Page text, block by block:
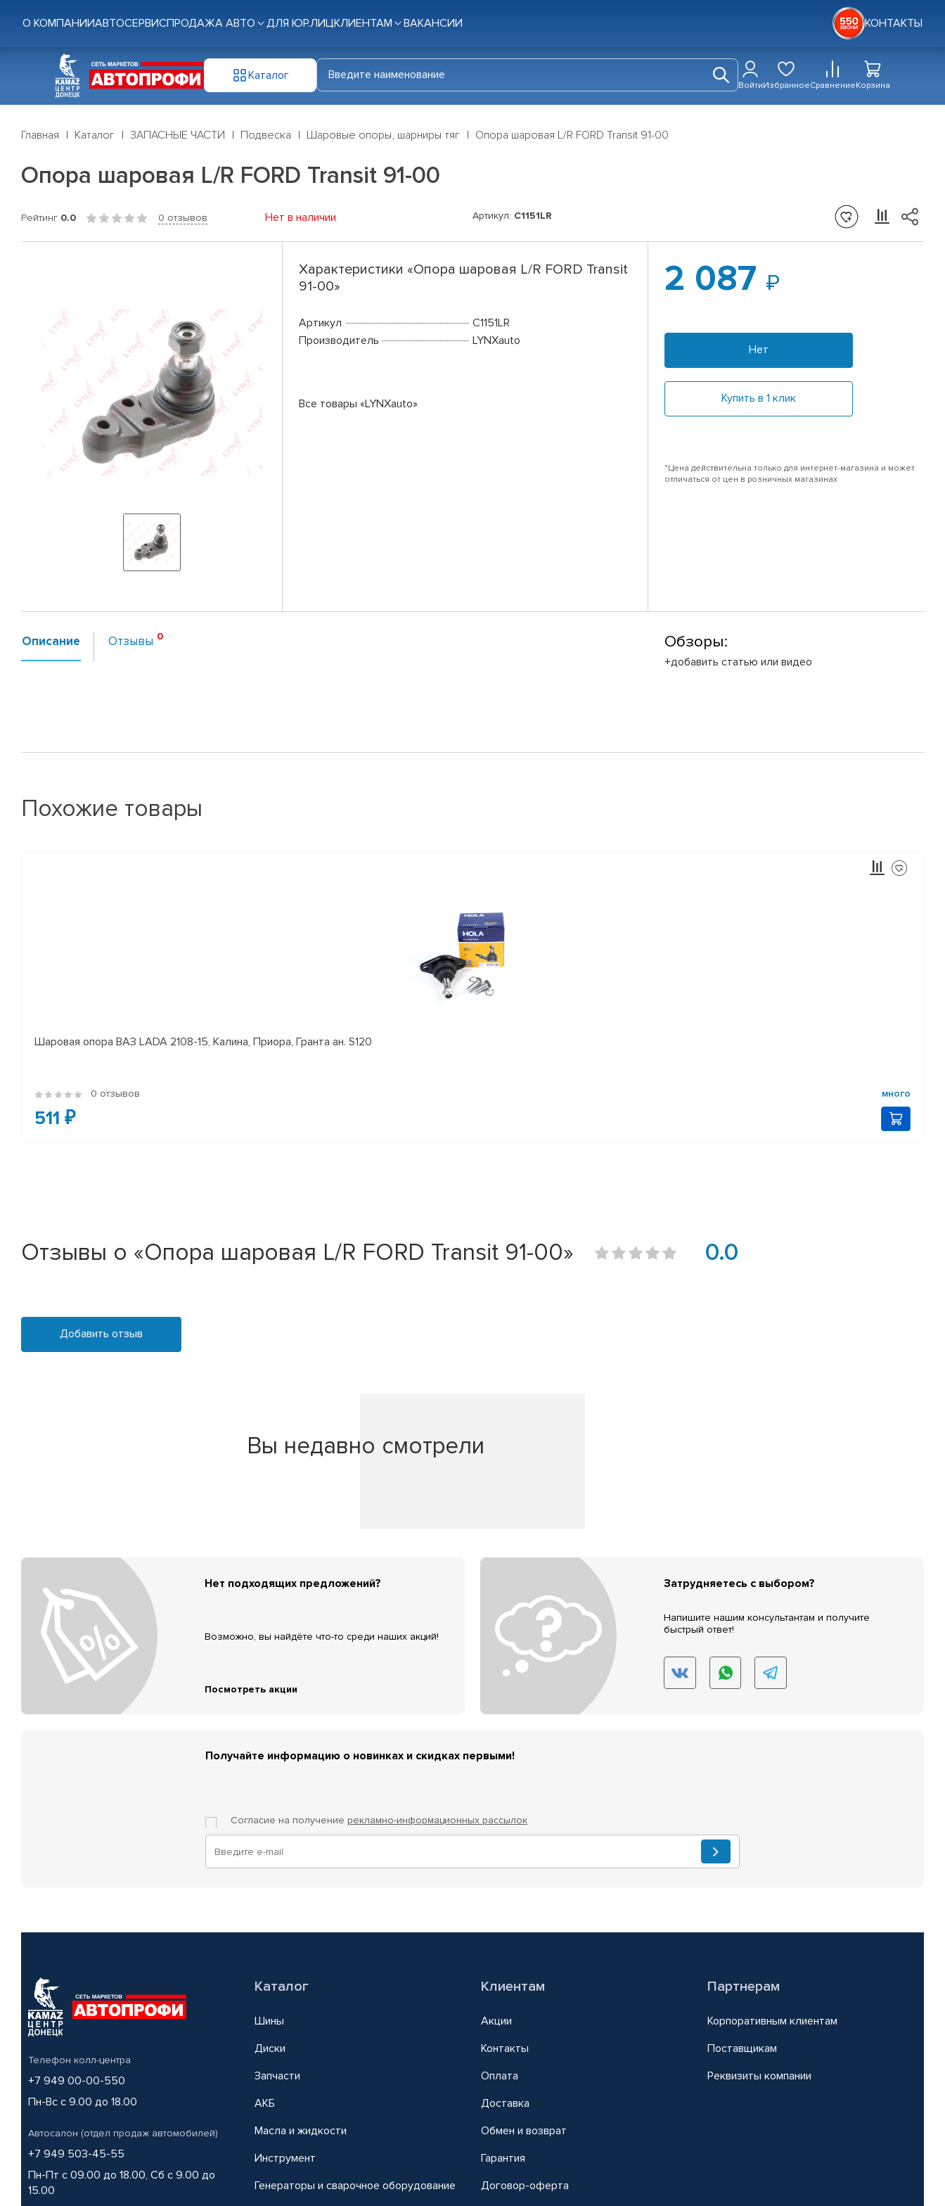
О КОМПАНИИАВТОСЕРВИСПРОДАЖА АВТО ДЛЯ ЮР.ЛИЦКЛИЕНТАМ ВАКАНСИИ КОНТАКТЫ
Каталог
ВойтиИзбранноеСравнениеКорзина
Главная Каталог ЗАПАСНЫЕ ЧАСТИ Подвеска Шаровые опоры, шарниры тяг Опора шаровая L/R FORD Transit 91-00
Опора шаровая L/R FORD Transit 91-00
Рейтинг 0.0 0 отзывов Нет в наличии Артикул: C1151LR
Характеристики «Опора шаровая L/R FORD Transit
91-00»
Артикул
C1151LR
Производитель
LYNXauto
Все товары «LYNXauto»
2 087
Нет
Купить в 1 клик
*Цена действительна только для интернет-магазина и может
отличаться от цен в розничных магазинах
Описание Отзывы Обзоры:
+добавить статью или видео
Похожие товары
Шаровая опора ВАЗ LADA 2108-15, Калина, Приора, Гранта ан. S120
0 отзывов много
511 ₽
Отзывы о «Опора шаровая L/R FORD Transit 91-00» 0.0
Добавить отзыв
Вы недавно смотрели
Нет подходящих предложений?
Возможно, вы найдёте что-то среди наших акций!
Посмотреть акции
Затрудняетесь с выбором?
Напишите нашим консультантам и получите
быстрый ответ!
Получайте информацию о новинках и скидках первыми!
Согласие на получение рекламно-информационных рассылок
Телефон колл-центра
+7 949 00-00-550
Пн-Вс с 9.00 до 18.00
Автосалон (отдел продаж автомобилей)
+7 949 503-45-55
Пн-Пт с 09.00 до 18.00, Сб с 9.00 до
15.00
Каталог
Шины
Диски
Запчасти
АКБ
Масла и жидкости
Инструмент
Генераторы и сварочное оборудование
Клиентам
Акции
Контакты
Оплата
Доставка
Обмен и возврат
Гарантия
Договор-оферта
Партнерам
Корпоративным клиентам
Поставщикам
Реквизиты компании